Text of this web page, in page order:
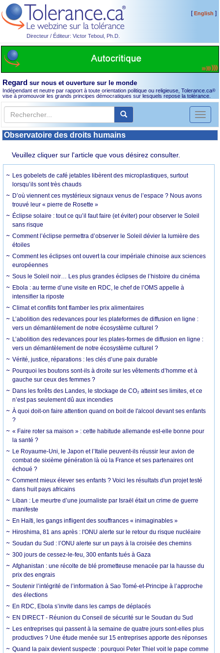
Directeur / Éditeur: Victor Teboul, Ph.D.
[English ]
Regard sur nous et ouverture sur le monde
Indépendant et neutre par rapport à toute orientation politique ou religieuse, Tolerance.ca®
vise à promouvoir les grands principes démocratiques sur lesquels repose la tolérance.
Toggle
Observatoire des droits humains
Veuillez cliquer sur l'article que vous désirez consulter.
Les gobelets de café jetables libèrent des microplastiques, surtout
lorsqu’ils sont très chauds
D’où viennent ces mystérieux signaux venus de l’espace ? Nous avons
trouvé leur « pierre de Rosette »
Éclipse solaire : tout ce qu’il faut faire (et éviter) pour observer le Soleil
sans risque
Comment l’éclipse permettra d’observer le Soleil dévier la lumière des
étoiles
Comment les éclipses ont ouvert la cour impériale chinoise aux sciences
européennes
Sous le Soleil noir… Les plus grandes éclipses de l’histoire du cinéma
Ebola : au terme d’une visite en RDC, le chef de l’OMS appelle à
intensifier la riposte
Climat et conflits font flamber les prix alimentaires
L’abolition des redevances pour les plateformes de diffusion en ligne :
vers un démantèlement de notre écosystème culturel ?
L’abolition des redevances pour les plates-formes de diffusion en ligne :
vers un démantèlement de notre écosystème culturel ?
Vérité, justice, réparations : les clés d’une paix durable
Pourquoi les boutons sont-ils à droite sur les vêtements d’homme et à
gauche sur ceux des femmes ?
Dans les forêts des Landes, le stockage de CO₂ atteint ses limites, et ce
n’est pas seulement dû aux incendies
À quoi doit-on faire attention quand on boit de l'alcool devant ses enfants
?
« Faire roter sa maison » : cette habitude allemande est-elle bonne pour
la santé ?
Le Royaume-Uni, le Japon et l’Italie peuvent-ils réussir leur avion de
combat de sixième génération là où la France et ses partenaires ont
échoué ?
Comment mieux élever ses enfants ? Voici les résultats d'un projet testé
dans huit pays africains
Liban : Le meurtre d’une journaliste par Israël était un crime de guerre
manifeste
En Haïti, les gangs infligent des souffrances « inimaginables »
Hiroshima, 81 ans après : l'ONU alerte sur le retour du risque nucléaire
Soudan du Sud : l’ONU alerte sur un pays à la croisée des chemins
300 jours de cessez-le-feu, 300 enfants tués à Gaza
Afghanistan : une récolte de blé prometteuse menacée par la hausse du
prix des engrais
Soutenir l’intégrité de l’information à Sao Tomé-et-Principe à l’approche
des élections
En RDC, Ebola s’invite dans les camps de déplacés
EN DIRECT - Réunion du Conseil de sécurité sur le Soudan du Sud
Les entreprises qui passent à la semaine de quatre jours sont-elles plus
productives ? Une étude menée sur 15 entreprises apporte des réponses
Quand la paix devient suspecte : pourquoi Peter Thiel voit le pape comme